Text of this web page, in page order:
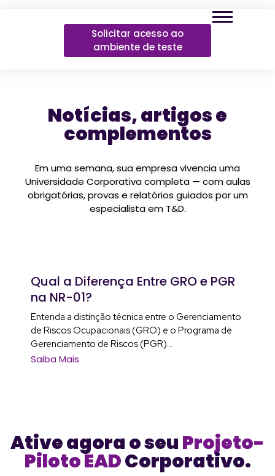
Solicitar acesso ao
ambiente de teste
Notícias, artigos e
complementos
Em uma semana, sua empresa vivencia uma
Universidade Corporativa completa — com aulas
obrigatórias, provas e relatórios guiados por um
especialista em T&D.
Qual a Diferença Entre GRO e PGR
na NR-01?
Entenda a distinção técnica entre o Gerenciamento
de Riscos Ocupacionais (GRO) e o Programa de
Gerenciamento de Riscos (PGR)...
Saiba Mais
Ative agora o seuProjeto-
Piloto EADCorporativo.